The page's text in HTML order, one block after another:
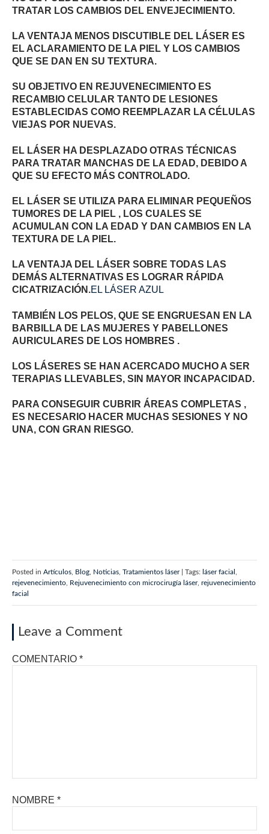
TRATAR LOS CAMBIOS DEL ENVEJECIMIENTO.
LA VENTAJA MENOS DISCUTIBLE DEL LÁSER ES
EL ACLARAMIENTO DE LA PIEL Y LOS CAMBIOS
QUE SE DAN EN SU TEXTURA.
SU OBJETIVO EN REJUVENECIMIENTO ES
RECAMBIO CELULAR TANTO DE LESIONES
ESTABLECIDAS COMO REEMPLAZAR LA CÉLULAS
VIEJAS POR NUEVAS.
EL LÁSER HA DESPLAZADO OTRAS TÉCNICAS
PARA TRATAR MANCHAS DE LA EDAD, DEBIDO A
QUE SU EFECTO MÁS CONTROLADO.
EL LÁSER SE UTILIZA PARA ELIMINAR PEQUEÑOS
TUMORES DE LA PIEL , LOS CUALES SE
ACUMULAN CON LA EDAD Y DAN CAMBIOS EN LA
TEXTURA DE LA PIEL.
LA VENTAJA DEL LÁSER SOBRE TODAS LAS
DEMÁS ALTERNATIVAS ES LOGRAR RÁPIDA
CICATRIZACIÓN.EL LÁSER AZUL
TAMBIÉN LOS PELOS, QUE SE ENGRUESAN EN LA
BARBILLA DE LAS MUJERES Y PABELLONES
AURICULARES DE LOS HOMBRES .
LOS LÁSERES SE HAN ACERCADO MUCHO A SER
TERAPIAS LLEVABLES, SIN MAYOR INCAPACIDAD.
PARA CONSEGUIR CUBRIR ÁREAS COMPLETAS ,
ES NECESARIO HACER MUCHAS SESIONES Y NO
UNA, CON GRAN RIESGO.
Posted in Artículos Blog Noticias Tratamientos láser| Tags: láser facial
rejevenecimiento Rejuvenecimiento con microcirugía láser, rejuvenecimiento
facial
Leave a Comment
COMENTARIO *
NOMBRE *